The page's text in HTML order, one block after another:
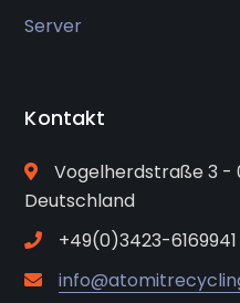
Server
Kontakt
Vogelherdstraße 3 -
Deutschland
+49(0)3423-6169941